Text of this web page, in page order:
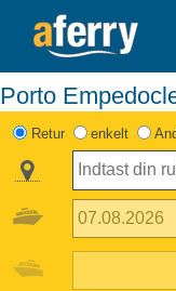
Porto
Retur enkelt